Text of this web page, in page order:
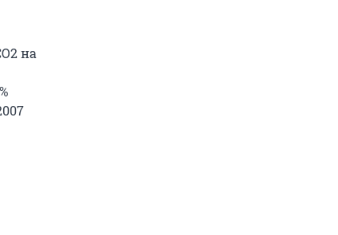
на